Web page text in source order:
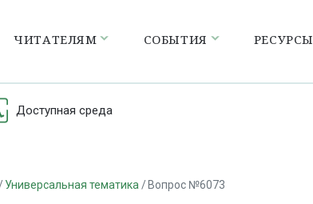
ЧИТАТЕЛЯМ СОБЫТИЯ РЕСУРСЫ
Доступная среда
Универсальная тематика Вопрос №6073